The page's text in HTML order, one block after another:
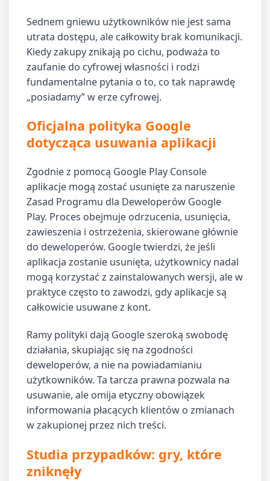
Sednem gniewu użytkowników nie jest sama
utrata dostępu, ale całkowity brak komunikacji.
Kiedy zakupy znikają po cichu, podważa to
zaufanie do cyfrowej własności i rodzi
fundamentalne pytania o to, co tak naprawdę
„posiadamy” w erze cyfrowej.
Oficjalna polityka Google
dotycząca usuwania aplikacji
Zgodnie z pomocą Google Play Console
aplikacje mogą zostać usunięte za naruszenie
Zasad Programu dla Deweloperów Google
Play. Proces obejmuje odrzucenia, usunięcia,
zawieszenia i ostrzeżenia, skierowane głównie
do deweloperów. Google twierdzi, że jeśli
aplikacja zostanie usunięta, użytkownicy nadal
mogą korzystać z zainstalowanych wersji, ale w
praktyce często to zawodzi, gdy aplikacje są
całkowicie usuwane z kont.
Ramy polityki dają Google szeroką swobodę
działania, skupiając się na zgodności
deweloperów, a nie na powiadamianiu
użytkowników. Ta tarcza prawna pozwala na
usuwanie, ale omija etyczny obowiązek
informowania płacących klientów o zmianach
w zakupionej przez nich treści.
Studia przypadków: gry, które
zniknęły